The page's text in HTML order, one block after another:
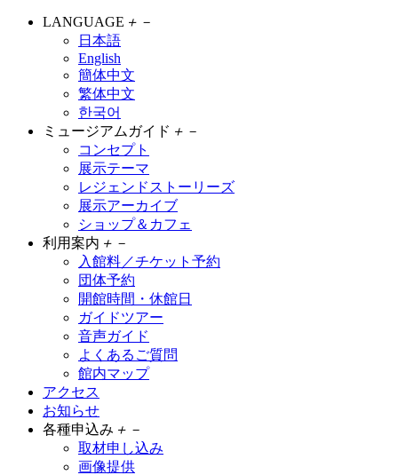
LANGUAGE ＋ －
日本語
English
簡体中文
繁体中文
한국어
ミュージアムガイド ＋ －
コンセプト
展示テーマ
レジェンドストーリーズ
展示アーカイブ
ショップ＆カフェ
利用案内 ＋ －
入館料／チケット予約
団体予約
開館時間・休館日
ガイドツアー
音声ガイド
よくあるご質問
館内マップ
アクセス
お知らせ
各種申込み ＋ －
取材申し込み
画像提供